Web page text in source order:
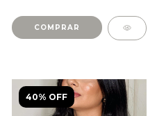
COMPRAR
40% OFF